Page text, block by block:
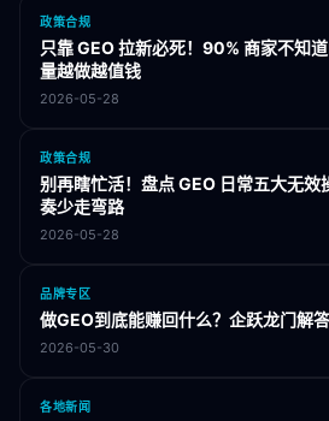
政策合规
只靠 GEO 拉新必死！90% 商家不知
量越做越值钱
2026-05-28
政策合规
别再瞎忙活！盘点 GEO 日常五大无效
奏少走弯路
2026-05-28
品牌专区
做GEO到底能赚回什么？企跃龙门解
2026-05-30
各地新闻